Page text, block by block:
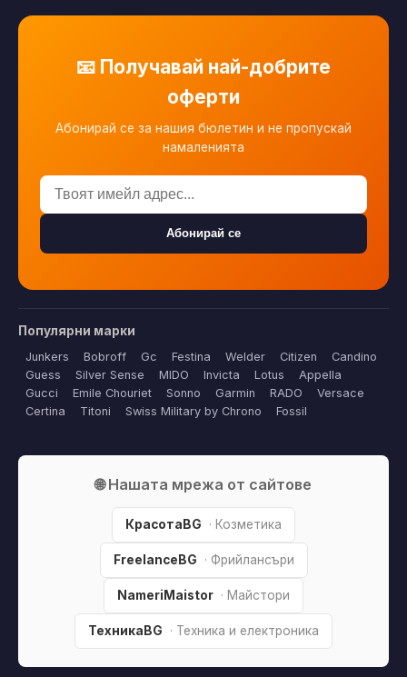
📧 Получавай най-добрите
оферти
Абонирай се за нашия бюлетин и не пропускай
намаленията
Абонирай се
Популярни марки
Junkers Bobroff Gc Festina Welder Citizen
Candino
Guess
Silver Sense MIDO Invicta Lotus
Appella
Gucci
Emile Chouriet Sonno Garmin RADO
Versace
Certina
Titoni Swiss Military by Chrono Fossil
🌐 Нашата мрежа от сайтове
КрасотаBG · Козметика
FreelanceBG · Фрийлансъри
NameriMaistor · Майстори
ТехникаBG · Техника и електроника